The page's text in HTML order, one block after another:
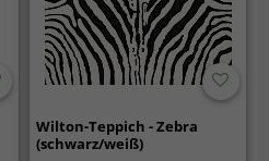
Wilton-Teppich - Zebra
(schwarz/weiß)